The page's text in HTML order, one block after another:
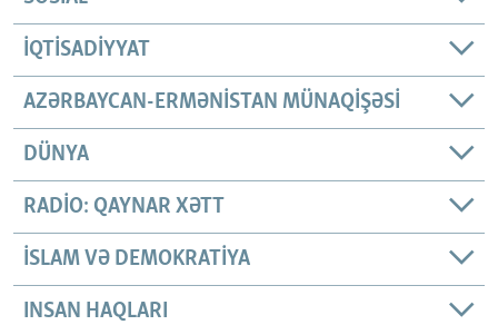
İQTISADIYYAT
AZƏRBAYCAN-ERMƏNISTAN MÜNAQIŞƏSI
DÜNYA
RADIO: QAYNAR XƏTT
İSLAM VƏ DEMOKRATIYA
INSAN HAQLARI